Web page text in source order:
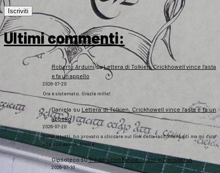
Ultimi commenti:
Roberto ArduinisuLettera di Tolkien, Crickhowell vince l’asta
e fa un appello
2026-07-20
Ora è sistemato. Grazie mille!
Daniela su Lettera di Tolkien, Crickhowell vince l’asta e fa un
appello
2026-07-20
Salve a tutti, ho provato a cliccare sul link della raccolta fondi ma mi dice
che non esiste. Grazie
GipsotecosuTre anni con Fatica… Lost in translation
2026-07-10